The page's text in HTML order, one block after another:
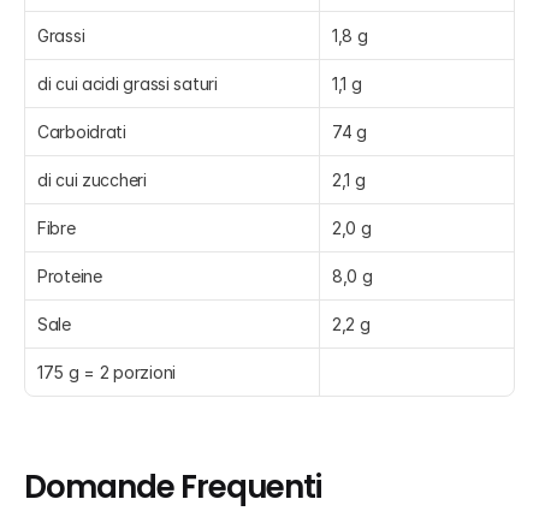
Grassi 1,8 g
di cui acidi grassi saturi 1,1 g
Carboidrati 74 g
di cui zuccheri 2,1 g
Fibre 2,0 g
Proteine 8,0 g
Sale 2,2 g
175 g = 2 porzioni
Domande Frequenti